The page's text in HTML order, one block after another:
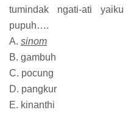
tumindak ngati-ati
pupuh….
A. sinom
B. gambuh
C. pocung
D. pangkur
E. kinanthi